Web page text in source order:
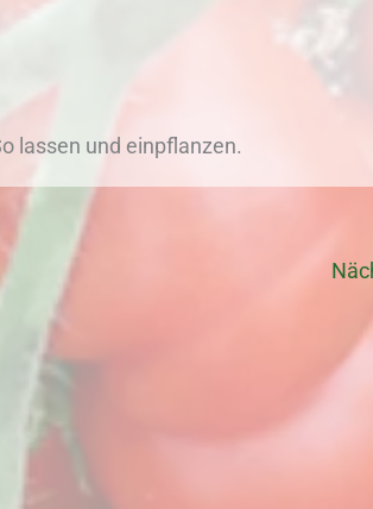
lassen und einpflanzen.